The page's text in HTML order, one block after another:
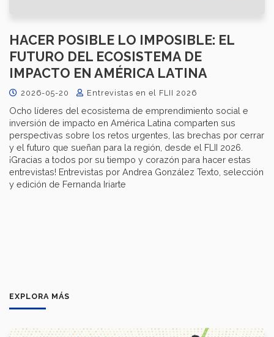
HACER POSIBLE LO IMPOSIBLE: EL
FUTURO DEL ECOSISTEMA DE
IMPACTO EN AMÉRICA LATINA
2026-05-20 Entrevistas en el FLII 2026
Ocho líderes del ecosistema de emprendimiento social e
inversión de impacto en América Latina comparten sus
perspectivas sobre los retos urgentes, las brechas por cerrar
y el futuro que sueñan para la región, desde el FLII 2026.
¡Gracias a todos por su tiempo y corazón para hacer estas
entrevistas! Entrevistas por Andrea González Texto, selección
y edición de Fernanda Iriarte
EXPLORA MÁS